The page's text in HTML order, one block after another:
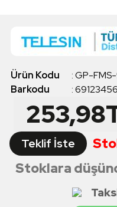
Ürün Kodu :GP-
Barkodu
:
253,98
Teklif İste
Stoklara